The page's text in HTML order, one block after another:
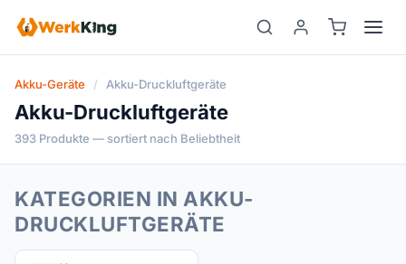
Inhalt
springen
Akku-Geräte
/ Akku-Druckluftgeräte
Akku-Druckluftgeräte
393 Produkte — sortiert nach Beliebtheit
KATEGORIEN IN AKKU-
DRUCKLUFTGERÄTE